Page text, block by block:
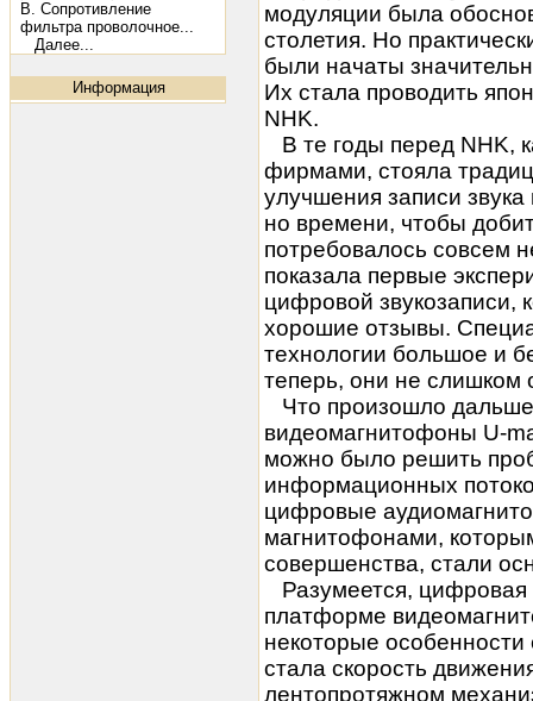
В. Сопротивление
фильтра проволочное...
Далее...
Информация
модуляции была
столетия. Но
были начаты
Их стала проводить
NHK.
В те годы перед NHK,
фирмами, стояла
улучшения записи
но времени, чтобы
потребовалось совсем
показала первые
цифровой звукозаписи,
хорошие отзывы.
технологии большое и
теперь, они не слишком
Что произошло
видеомагнитофоны U-
можно было решить
информационных
цифровые
магнитофонами,
совершенства, стали
Разумеется, цифровая
платформе
некоторые
стала скорость
лентопротяжном